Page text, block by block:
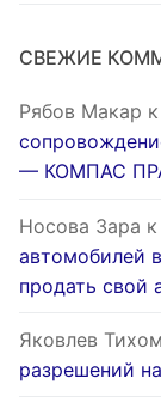
СВЕЖИЕ
Рябов Макар
— КОМПАС
Носова Зара
автомобилей
продать свой
Яковлев
разрешений